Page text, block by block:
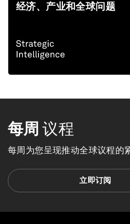
经济、产业和全球问题
每周 议程
每周为您呈现推动全球议程的
立即订阅